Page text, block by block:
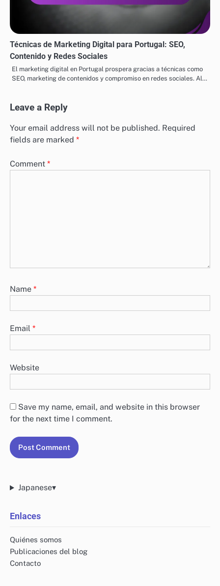
Técnicas de Marketing Digital para Portugal: SEO,
Contenido y Redes Sociales
El marketing digital en Portugal prospera gracias a técnicas como
SEO, marketing de contenidos y compromiso en redes sociales. Al…
Leave a Reply
Your email address will not be published. Required
fields are marked *
Comment *
Name *
Email *
Website
Save my name, email, and website in this browser
for the next time I comment.
Japanese▾
Enlaces
Quiénes somos
Publicaciones del blog
Contacto